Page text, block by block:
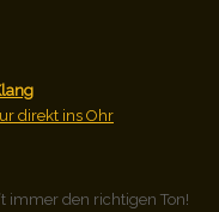
direkt ins Ohr
immer den richtigen Ton!